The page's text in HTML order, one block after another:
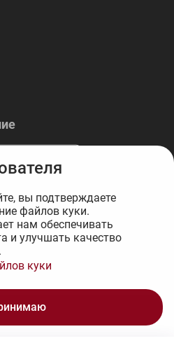
отделочных
- 34web
вы подтверждаете
файлов куки.
нам обеспечивать
и улучшать качество
куки